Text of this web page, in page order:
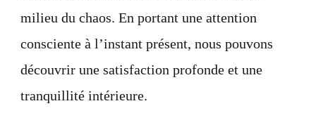
milieu du chaos. En portant une attention
consciente à l’instant présent, nous pouvons
découvrir une satisfaction profonde et une
tranquillité intérieure.